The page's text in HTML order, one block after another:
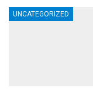
UNCATEGORIZED